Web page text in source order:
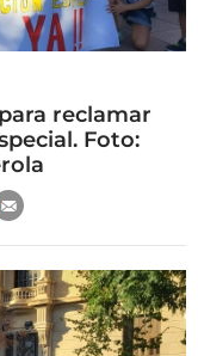
reclamar
Foto: